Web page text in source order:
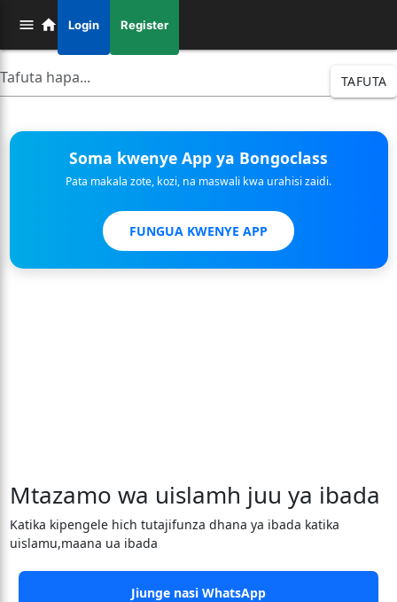
Login Register
TAFUTA
Soma kwenye App ya Bongoclass
Pata makala zote, kozi, na maswali kwa urahisi zaidi.
FUNGUA KWENYE APP
Mtazamo wa uislamh juu ya ibada
Katika kipengele hich tutajifunza dhana ya ibada katika
uislamu,maana ua ibada
Jiunge nasi WhatsApp